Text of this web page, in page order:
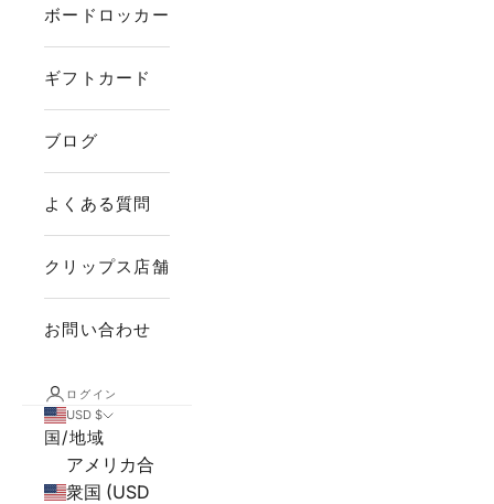
ボードロッカー
ギフトカード
ブログ
よくある質問
クリップス店舗
お問い合わせ
ログイン
USD $
国/地域
アメリカ合
衆国 (USD